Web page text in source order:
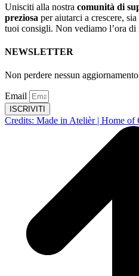
Unisciti alla nostra comunità di
preziosa per aiutarci a crescere,
tuoi consigli. Non vediamo l’ora di
NEWSLETTER
Non perdere nessun
Email
ISCRIVITI
Credits: Made in Atelièr | Home of